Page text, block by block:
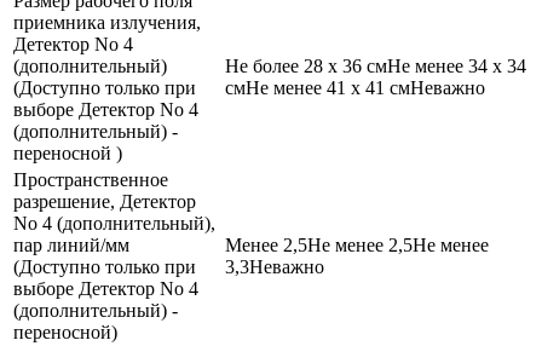
приемника излучения,
Детектор No 4
(дополнительный)
(Доступно только при
выборе Детектор No 4
(дополнительный) -
переносной )
Не более 28 х 36 смНе менее 34 х 34
смНе менее 41 х 41 смНеважно
Пространственное
разрешение, Детектор
No 4 (дополнительный),
пар линий/мм
(Доступно только при
выборе Детектор No 4
(дополнительный) -
переносной)
Менее 2,5Не менее 2,5Не менее
3,3Неважно